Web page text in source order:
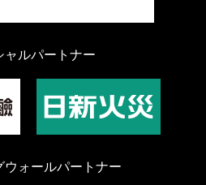
ャルパートナー
ウォールパートナー